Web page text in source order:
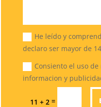
He leído y
declaro ser mayor de
Consiento el uso
informacion y
11 + 2 =